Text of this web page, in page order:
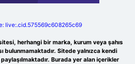
live:.cid.575569c608265c69
herhangi bir marka, kurum veya şahıs
bulunmamaktadır. Sitede yalnızca kendi
paylaşılmaktadır. Burada yer alan içerikler